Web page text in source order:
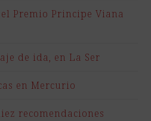
Premio Principe Viana
de ida, en La Ser
en Mercurio
recomendaciones